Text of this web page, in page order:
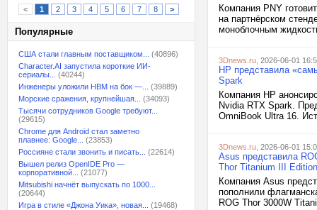
< 1 2 3 4 5 6 7 8 >
Популярные
США стали главным поставщиком...
(40896)
Character.AI запустила короткие ИИ-
сериалы...
(40244)
Инженеры уложили HBM на бок —...
(39889)
Морские сражения, крупнейшая...
(34093)
Тысячи сотрудников Google требуют...
(29615)
Chrome для Android стал заметно
плавнее: Google...
(23853)
Россияне стали звонить и писать...
(22614)
Вышел релиз OpenIDE Pro —
корпоративной...
(21077)
Mitsubishi начнёт выпускать по 1000...
(20644)
Игра в стиле «Джона Уика», новая...
(19468)
Компания PNY
на партнёрском
моноблочным
3Dnews.ru , 2026-06-01
HP представила
Spark
Компания HP
Nvidia RTX Spark.
OmniBook Ultra 16.
3Dnews.ru , 2026-06-01
Asus представила
Thor Titanium III
Компания Asus
пополнили
ROG Thor 3000W